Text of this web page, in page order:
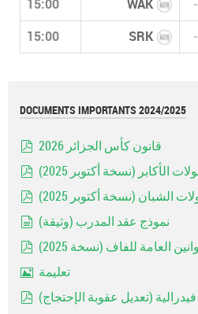
15:00 WAK -
15:00 SRK -
DOCUMENTS IMPORTANTS 2024/2025
قانون كأس الجزائر 2026
الأكابر (نسخة أكتوبر 2025)
الشبان (نسخة أكتوبر 2025)
نموذج عقد المدرب (وثيقة)
العامة للفاف (نسخة 2025)
تعليمة
(تعديل عقوبة الإحتجاج)